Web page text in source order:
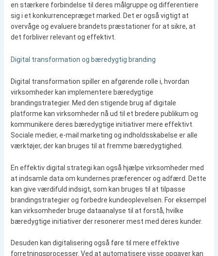
en stærkere forbindelse til deres målgruppe og differentiere
sig i et konkurrencepræget marked. Det er også vigtigt at
overvåge og evaluere brandets præstationer for at sikre, at
det forbliver relevant og effektivt.
Digital transformation og bæredygtig branding
Digital transformation spiller en afgørende rolle i, hvordan
virksomheder kan implementere bæredygtige
brandingstrategier. Med den stigende brug af digitale
platforme kan virksomheder nå ud til et bredere publikum og
kommunikere deres bæredygtige initiativer mere effektivt.
Sociale medier, e-mail marketing og indholdsskabelse er alle
værktøjer, der kan bruges til at fremme bæredygtighed.
En effektiv digital strategi kan også hjælpe virksomheder med
at indsamle data om kundernes præferencer og adfærd. Dette
kan give værdifuld indsigt, som kan bruges til at tilpasse
brandingstrategier og forbedre kundeoplevelsen. For eksempel
kan virksomheder bruge dataanalyse til at forstå, hvilke
bæredygtige initiativer der resonerer mest med deres kunder.
Desuden kan digitalisering også føre til mere effektive
forretningsprocesser. Ved at automatisere visse opgaver kan